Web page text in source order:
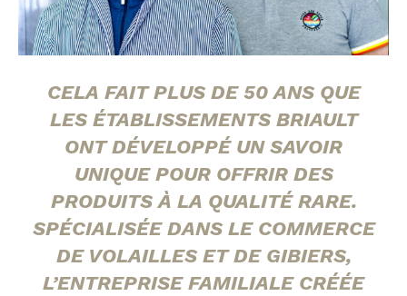
CELA FAIT PLUS DE 50 ANS QUE
LES ÉTABLISSEMENTS BRIAULT
ONT DÉVELOPPÉ UN SAVOIR
UNIQUE POUR OFFRIR DES
PRODUITS À LA QUALITÉ RARE.
SPÉCIALISÉE DANS LE COMMERCE
DE VOLAILLES ET DE GIBIERS,
L’ENTREPRISE FAMILIALE CRÉÉE